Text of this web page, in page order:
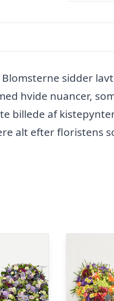
sidder
hvide nuancer,
billede af
alt efter floristens